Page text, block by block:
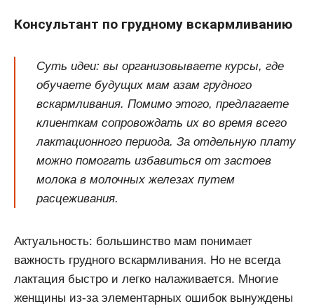
Консультант по грудному вскармливанию
Суть идеи: вы организовываете курсы, где
обучаете будущих мам азам грудного
вскармливания. Помимо этого, предлагаете
клиенткам сопровождать их во время всего
лактационного периода. За отдельную плату
можно помогать избавиться от застоев
молока в молочных железах путем
расцеживания.
Актуальность: большинство мам понимает
важность грудного вскармливания. Но не всегда
лактация быстро и легко налаживается. Многие
женщины из-за элементарных ошибок вынуждены